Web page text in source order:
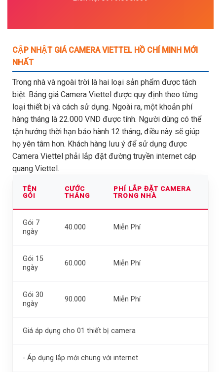
CẬP NHẬT GIÁ CAMERA VIETTEL HỒ CHÍ MINH MỚI
NHẤT
Trong nhà và ngoài trời là hai loại sản phẩm được tách
biệt. Bảng giá Camera Viettel được quy định theo từng
loại thiết bị và cách sử dụng. Ngoài ra, một khoản phí
hàng tháng là 22.000 VND được tính. Người dùng có thể
tận hưởng thời hạn bảo hành 12 tháng, điều này sẽ giúp
họ yên tâm hơn. Khách hàng lưu ý để sử dụng được
Camera Viettel phải lắp đặt đường truyền internet cáp
quang Viettel.
TÊN
GÓI
CƯỚC
THÁNG
PHÍ LẮP ĐẶT CAMERA
TRONG NHÀ
Gói 7
ngày
40.000 Miễn Phí
Gói 15
ngày
60.000 Miễn Phí
Gói 30
ngày
90.000 Miễn Phí
Giá áp dụng cho 01 thiết bị camera
- Áp dụng lắp mới chung với internet